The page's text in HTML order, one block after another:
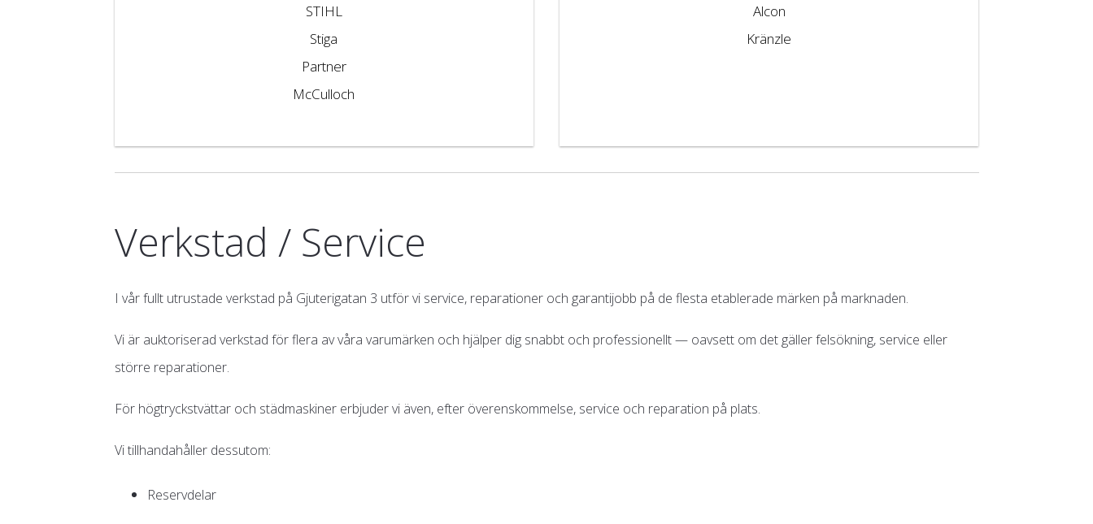
STIHL
Stiga
Partner
McCulloch
Alcon
Kränzle
Verkstad / Service
I vår fullt utrustade verkstad på Gjuterigatan 3 utför vi service, reparationer och garantijobb på de flesta etablerade märken på marknaden.
Vi är auktoriserad verkstad för flera av våra varumärken och hjälper dig snabbt och professionellt — oavsett om det gäller felsökning, service eller
större reparationer.
För högtryckstvättar och städmaskiner erbjuder vi även, efter överenskommelse, service och reparation på plats.
Vi tillhandahåller dessutom:
Reservdelar